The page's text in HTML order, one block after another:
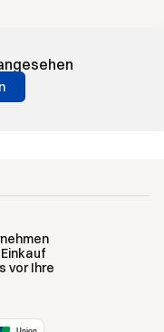
vor Ihre